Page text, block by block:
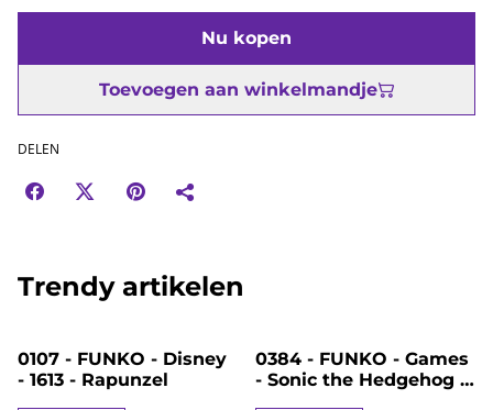
Nu kopen
Toevoegen aan winkelmandje
DELEN
Trendy artikelen
%
0107 - FUNKO - Disney
- 1613 - Rapunzel
%
0384 - FUNKO - Games
- Sonic the Hedgehog -